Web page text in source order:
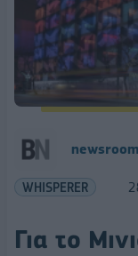
newsroom
WHISPERER
Για το